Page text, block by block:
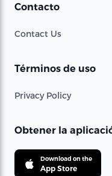
Contacto
Contact Us
Términos de uso
Privacy Policy
Obtener la
Download on the
App Store